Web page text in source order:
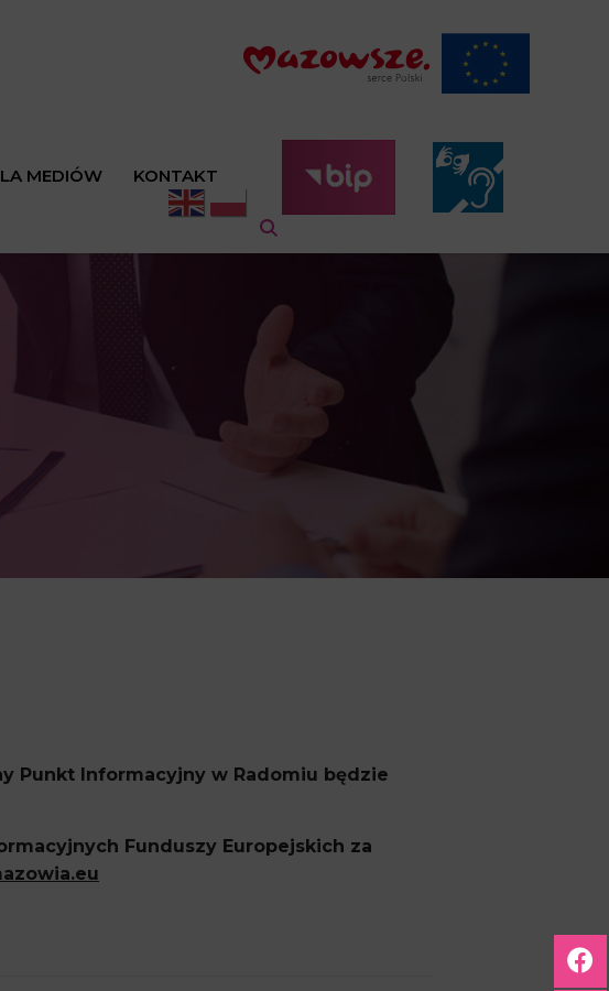
MEDIÓW KONTAKT
Punkt Informacyjny w Radomiu będzie
Funduszy Europejskich za